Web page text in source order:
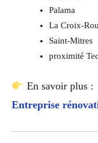
Palama
La Croix-
Saint-Mitres
proximité
En savoir plus :
Entreprise